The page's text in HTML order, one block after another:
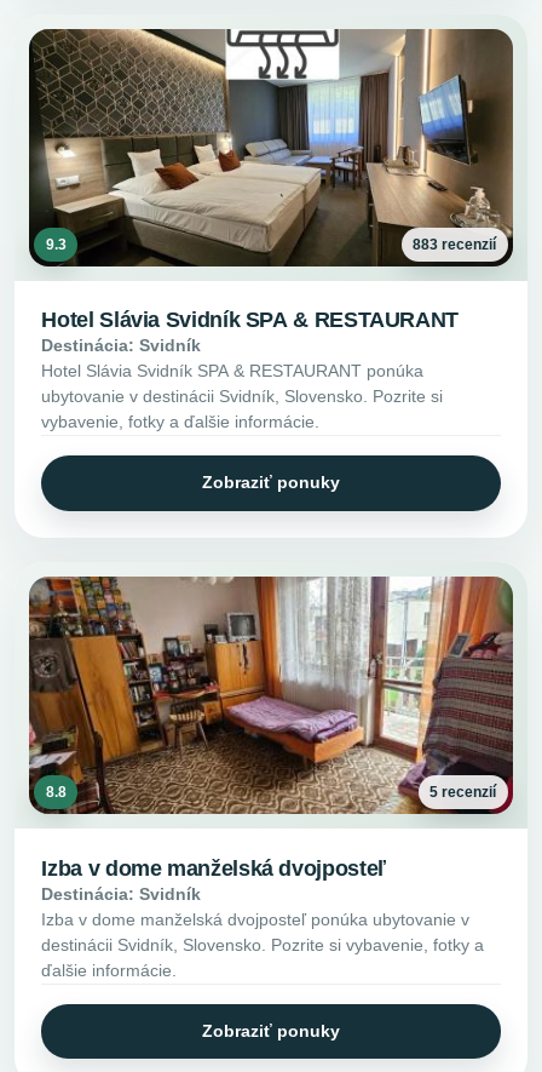
9.3 883 recenzií
Hotel Slávia Svidník SPA & RESTAURANT
Destinácia: Svidník
Hotel Slávia Svidník SPA & RESTAURANT ponúka
ubytovanie v destinácii Svidník, Slovensko. Pozrite si
vybavenie, fotky a ďalšie informácie.
Zobraziť ponuky
8.8 5 recenzií
Izba v dome manželská dvojposteľ
Destinácia: Svidník
Izba v dome manželská dvojposteľ ponúka ubytovanie v
destinácii Svidník, Slovensko. Pozrite si vybavenie, fotky a
ďalšie informácie.
Zobraziť ponuky